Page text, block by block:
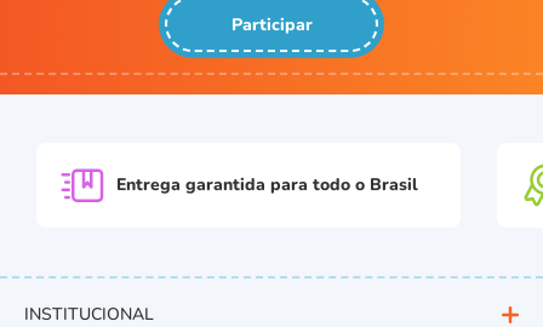
Participar
Entrega garantida para todo o Brasil
INSTITUCIONAL